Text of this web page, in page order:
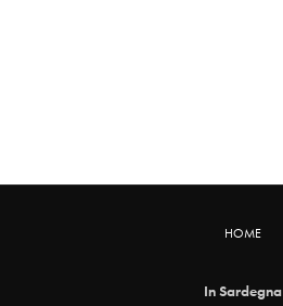
HOME
In Sardegna